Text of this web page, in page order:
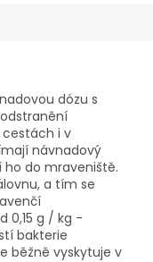
dózu s
i v
návnadový
do mraveniště.
a tím se
0,15 g / kg -
bakterie
běžně vyskytuje v